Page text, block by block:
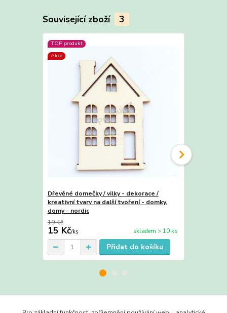
Související zboží 3
TOP produkt
Akce
Dřevěné domečky / vilky - dekorace /
kreativní tvary na další tvoření - domky,
domy - nordic
19 Kč
15 Kč/ks skladem > 10 ks
Přidat do košíku
Zboží zařazeno v kategoriích